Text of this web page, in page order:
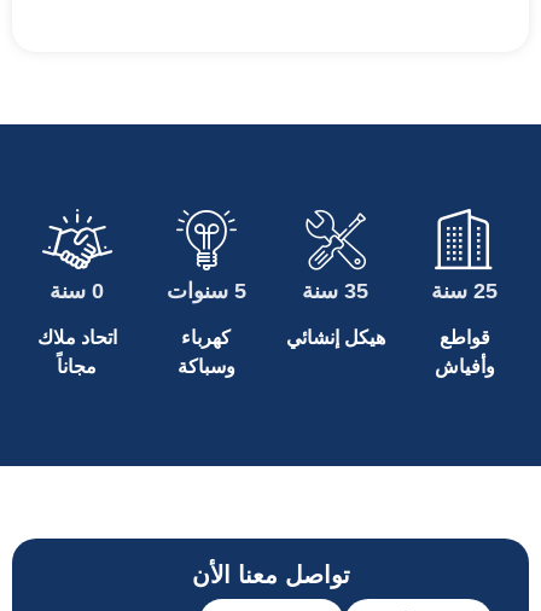
25 سنة
قواطع
وأفياش
35 سنة
هيكل إنشائي
5 سنوات
كهرباء
وسباكة
0 سنة
اتحاد ملاك
مجاناً
تواصل معنا الأن